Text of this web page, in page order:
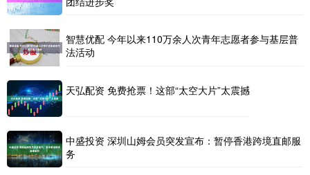
智慧优配 今年以来110万余人次青年志愿者参与基层普
法活动
天弘配资 免费抢票！这部“太空大片”太震撼
中盛投资 深圳山姆会员突发宣布：暂停香港跨境直邮服
务